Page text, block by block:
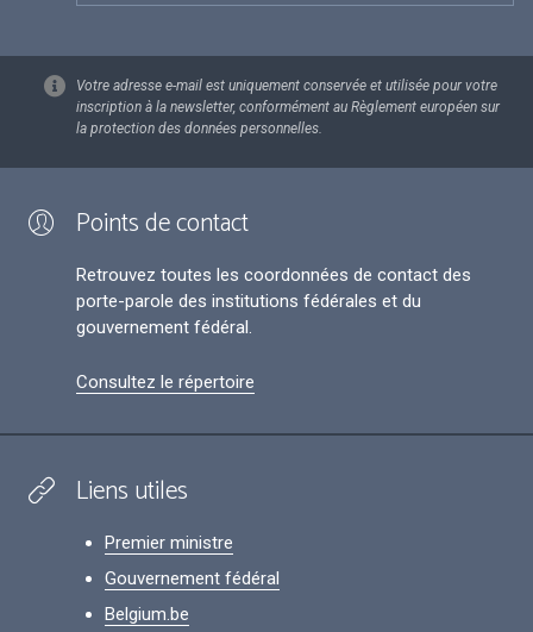
Votre adresse e-mail est uniquement conservée et utilisée pour votre
inscription à la newsletter, conformément au Règlement européen sur
la protection des données personnelles.
Points de contact
Retrouvez toutes les coordonnées de contact des
porte-parole des institutions fédérales et du
gouvernement fédéral.
Consultez le répertoire
Liens utiles
Premier ministre
Gouvernement fédéral
Belgium.be